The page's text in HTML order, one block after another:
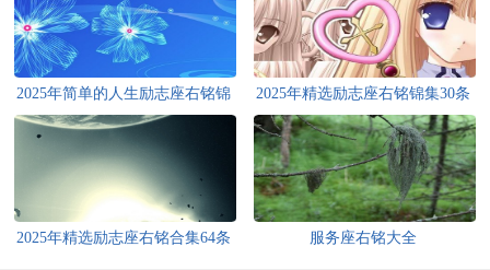
2025年简单的人生励志座右铭锦
集68条
2025年精选励志座右铭锦集30条
2025年精选励志座右铭合集64条 服务座右铭大全